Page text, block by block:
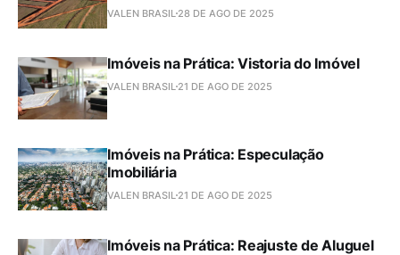
VALEN BRASIL 28 DE AGO DE 2025
Imóveis na Prática: Vistoria do Imóvel
VALEN BRASIL 21 DE AGO DE 2025
Imóveis na Prática: Especulação
Imobiliária
VALEN BRASIL 21 DE AGO DE 2025
Imóveis na Prática: Reajuste de Aluguel